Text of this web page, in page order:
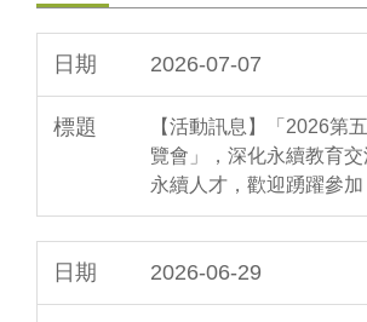
2026-07-07
【活動訊息】「2026第
覽會」，深化永續教育
永續人才，歡迎踴躍參加
2026-06-29